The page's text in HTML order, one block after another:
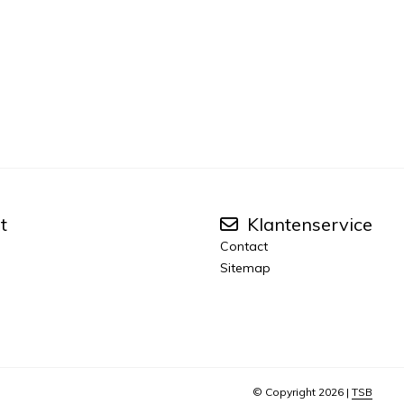
Klantenservice
Contact
Sitemap
© Copyright 2026 | TSB